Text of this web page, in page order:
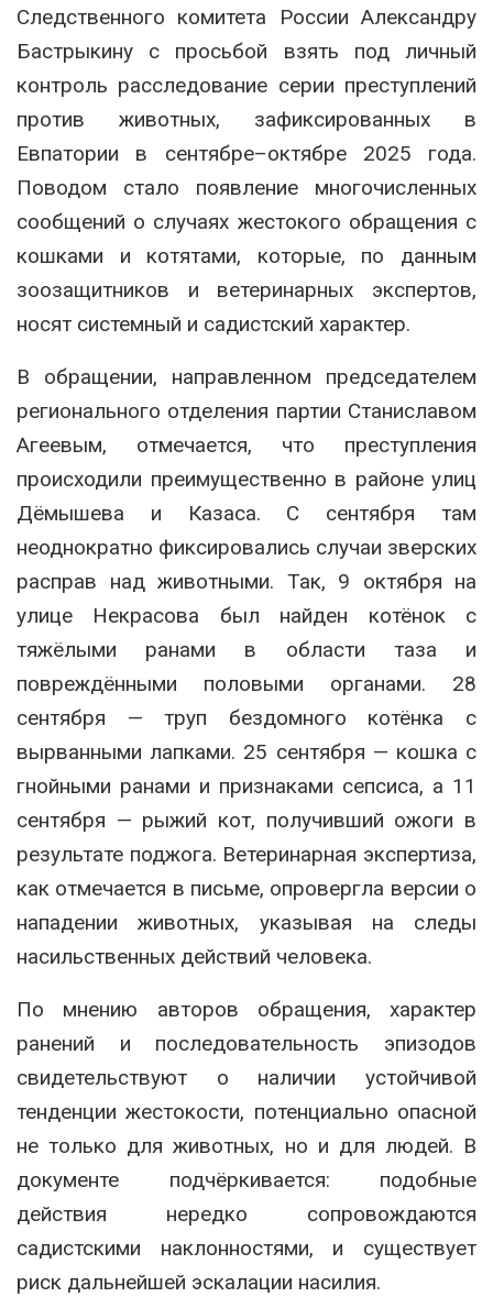
Следственного комитета России Александру
Бастрыкину с просьбой взять под личный
контроль расследование серии преступлений
против животных, зафиксированных в
Евпатории в сентябре–октябре 2025 года.
Поводом стало появление многочисленных
сообщений о случаях жестокого обращения с
кошками и котятами, которые, по данным
зоозащитников и ветеринарных экспертов,
носят системный и садистский характер.
В обращении, направленном председателем
регионального отделения партии Станиславом
Агеевым, отмечается, что преступления
происходили преимущественно в районе улиц
Дёмышева и Казаса. С сентября там
неоднократно фиксировались случаи зверских
расправ над животными. Так, 9 октября на
улице Некрасова был найден котёнок с
тяжёлыми ранами в области таза и
повреждёнными половыми органами. 28
сентября — труп бездомного котёнка с
вырванными лапками. 25 сентября — кошка с
гнойными ранами и признаками сепсиса, а 11
сентября — рыжий кот, получивший ожоги в
результате поджога. Ветеринарная экспертиза,
как отмечается в письме, опровергла версии о
нападении животных, указывая на следы
насильственных действий человека.
По мнению авторов обращения, характер
ранений и последовательность эпизодов
свидетельствуют о наличии устойчивой
тенденции жестокости, потенциально опасной
не только для животных, но и для людей. В
документе подчёркивается: подобные
действия нередко сопровождаются
садистскими наклонностями, и существует
риск дальнейшей эскалации насилия.